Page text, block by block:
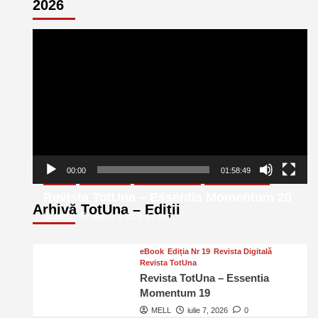
2026
00:00 01:58:49
Arhivă TotUna – Ediții
MELL august 6, 2026 0
eBook Ediția Nr 19 Revista Digitală
Revista TotUna
Revista TotUna – Essentia
Momentum 19
MELL iulie 7, 2026 0